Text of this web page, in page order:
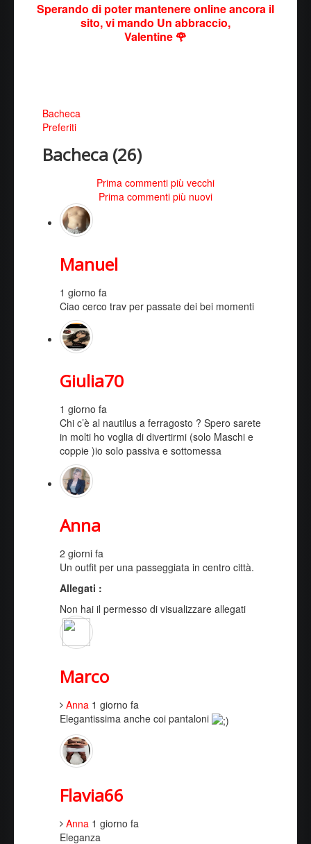
Sperando di poter mantenere online ancora il
sito, vi mando Un abbraccio,
Valentine 🌹
Bacheca
Preferiti
Bacheca (26)
Prima commenti più vecchi
Prima commenti più nuovi
Manuel
1 giorno fa
Ciao cerco trav per passate dei bei momenti
Giulia70
1 giorno fa
Chi c’è al nautilus a ferragosto ? Spero sarete
in molti ho voglia di divertirmi (solo Maschi e
coppie )io solo passiva e sottomessa
Anna
2 giorni fa
Un outfit per una passeggiata in centro città.
Allegati :
Non hai il permesso di visualizzare allegati
Marco
Anna 1 giorno fa
Elegantissima anche coi pantaloni
Flavia66
Anna 1 giorno fa
Eleganza